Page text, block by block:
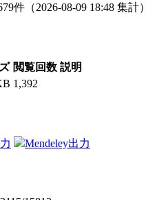
件 （2026-08-09 18:48 集計）
閲覧回数 説明
1,392
Mendeley出力